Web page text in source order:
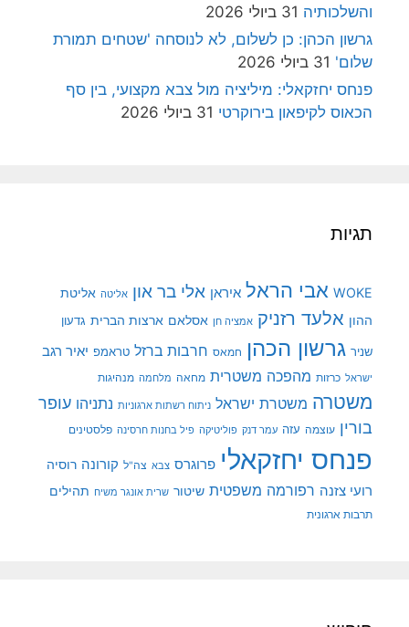
והשלכותיה 31 ביולי 2026
גרשון הכהן: כן לשלום, לא לנוסחה 'שטחים תמורת
שלום' 31 ביולי 2026
פנחס יחזקאלי: מיליציה מול צבא מקצועי, בין סף
הכאוס לקיפאון בירוקרטי 31 ביולי 2026
תגיות
WOKE אבי הראל איראן אלי בר און אליטה אליטת
ההון אלעד רזניק אמציה חן אסלאם ארצות הברית גדעון
שניר גרשון הכהן חמאס חרבות ברזל טראמפ יאיר רגב
ישראל כרזות מהפכה משטרית מחאה מלחמה מנהיגות
משטרה משטרת ישראל ניתוח רשתות ארגוניות נתניהו עופר
בורין עוצמה עזה עמר דנק פוליטיקה פיל בחנות חרסינה פלסטינים
פנחס יחזקאלי פרוגרס צבא צה"ל קורונה רוסיה
רועי צזנה רפורמה משפטית שיטור שרית אונגר משיח תהילים
תרבות ארגונית